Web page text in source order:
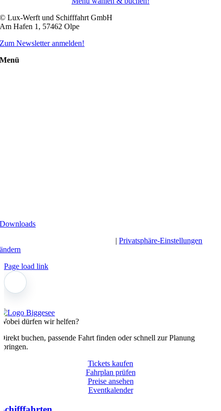
© Lux-Werft und Schifffahrt GmbH
Am Hafen 1, 57462 Olpe
Zum Newsletter anmelden!
Menü
Downloads
|Privatsphäre-Einstellungen
ändern
Page load link
Wobei dürfen wir helfen?
Direkt buchen, passende Fahrt finden oder schnell zur Planung
springen.
Tickets kaufen
Fahrplan prüfen
Preise ansehen
Eventkalender